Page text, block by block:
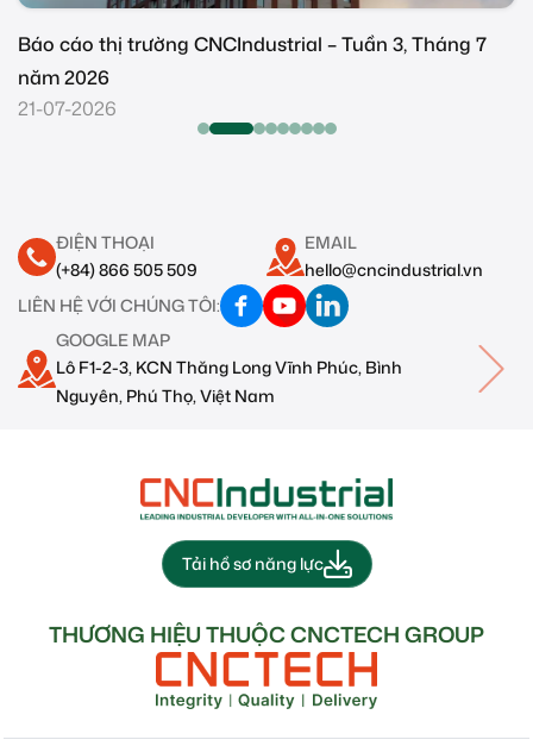
7
Báo cáo thị trường CNCIndustrial – Tuần 2,
năm 2026
14-07-2026
ĐIỆN THOẠI
(+84) 866 505 509
EMAIL
hello@cncindustrial.vn
LIÊN HỆ VỚI CHÚNG TÔI:
GOOGLE MAP
Lô F1-2-3, KCN Thăng Long Vĩnh Phúc, Bình
Nguyên, Phú Thọ, Việt Nam
Tải hồ sơ năng lực
THƯƠNG HIỆU THUỘC CNCTECH GROUP